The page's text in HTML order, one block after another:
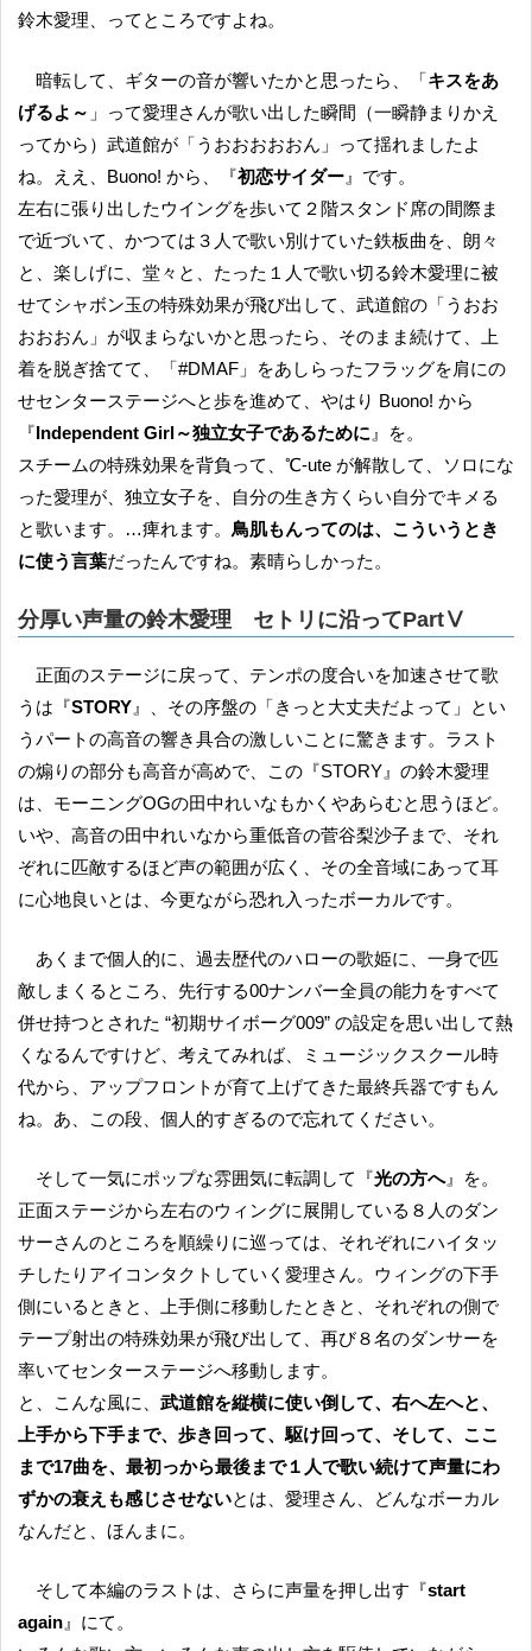
鈴木愛理、ってところですよね。
暗転して、ギターの音が響いたかと思ったら、「キスをあ
げるよ～ 」って愛理さんが歌い出した瞬間（一瞬静まりかえ
ってから）武道館が「うおおおおおん」って揺れましたよ
ね。ええ、Buono! から、『初恋サイダー 』です。
左右に張り出したウイングを歩いて２階スタンド席の間際ま
で近づいて、かつては３人で歌い別けていた鉄板曲を、朗々
と、楽しげに、堂々と、たった１人で歌い切る鈴木愛理に被
せてシャボン玉の特殊効果が飛び出して、武道館の「うおお
おおおん」が収まらないかと思ったら、そのまま続けて、上
着を脱ぎ捨てて、「#DMAF」をあしらったフラッグを肩にの
せセンターステージへと歩を進めて、やはり Buono! から
『Independent Girl～独立女子であるために 』を。
スチームの特殊効果を背負って、℃-ute が解散して、ソロにな
った愛理が、独立女子を、自分の生き方くらい自分でキメる
と歌います。…痺れます。 鳥肌もんってのは、こういうとき
に使う言葉だったんですね。素晴らしかった。
分厚い声量の鈴木愛理 セトリに沿ってPartⅤ
正面のステージに戻って、テンポの度合いを加速させて歌
うは『STORY 』、その序盤の「きっと大丈夫だよって」とい
うパートの高音の響き具合の激しいことに驚きます。ラスト
の煽りの部分も高音が高めで、この『STORY』の鈴木愛理
は、モーニングOGの田中れいなもかくやあらむと思うほど。
いや、高音の田中れいなから重低音の菅谷梨沙子まで、それ
ぞれに匹敵するほど声の範囲が広く、その全音域にあって耳
に心地良いとは、今更ながら恐れ入ったボーカルです。
あくまで個人的に、過去歴代のハローの歌姫に、一身で匹
敵しまくるところ、先行する00ナンバー全員の能力をすべて
併せ持つとされた “初期サイボーグ009” の設定を思い出して熱
くなるんですけど、考えてみれば、ミュージックスクール時
代から、アップフロントが育て上げてきた最終兵器ですもん
ね。あ、この段、個人的すぎるので忘れてください。
そして一気にポップな雰囲気に転調して『光の方へ』を。
正面ステージから左右のウィングに展開している８人のダン
サーさんのところを順繰りに巡っては、それぞれにハイタッ
チしたりアイコンタクトしていく愛理さん。ウィングの下手
側にいるときと、上手側に移動したときと、それぞれの側で
テープ射出の特殊効果が飛び出して、再び８名のダンサーを
率いてセンターステージへ移動します。
と、こんな風に、 武道館を縦横に使い倒して、右へ左へと、
上手から下手まで、歩き回って、駆け回って、そして、ここ
まで17曲を、最初っから最後まで１人で歌い続けて声量にわ
ずかの衰えも感じさせないとは、愛理さん、どんなボーカル
なんだと、ほんまに。
そして本編のラストは、さらに声量を押し出す『start
again 』にて。